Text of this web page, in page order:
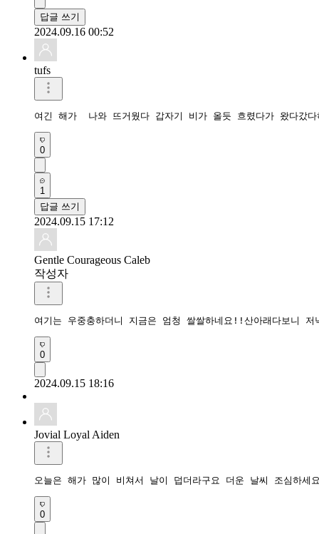
답글 쓰기
2024.09.16 00:52
tufs
여긴 해가  나와 뜨거웠다 갑자기 비가 올듯 흐렸다가 왔다갔
0
1
답글 쓰기
2024.09.15 17:12
Gentle Courageous Caleb
작성자
여기는 우중충하더니 지금은 엄청 쌀쌀하네요!!산아래다보니 저
0
2024.09.15 18:16
Jovial Loyal Aiden
오늘은 해가 많이 비쳐서 날이 덥더라구요 더운 날씨 조심하세
0